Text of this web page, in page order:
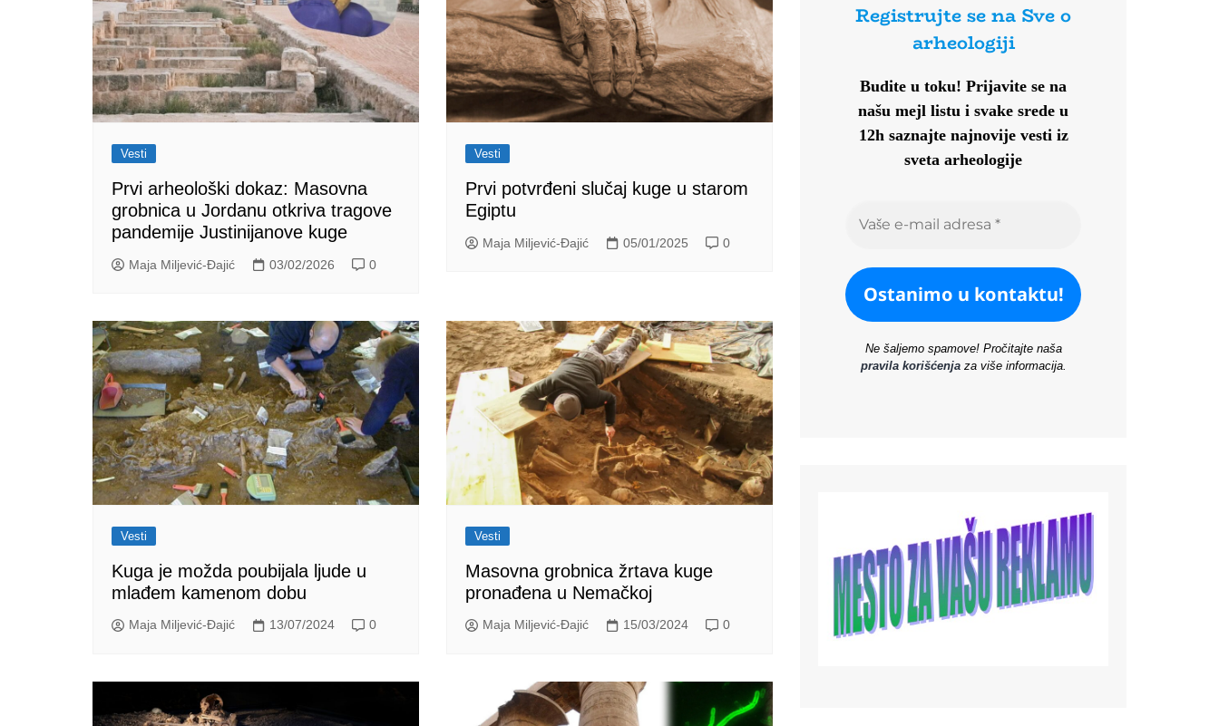
Vesti
Prvi arheološki dokaz: Masovna
grobnica u Jordanu otkriva tragove
pandemije Justinijanove kuge
Maja Miljević-Đajić 03/02/2026 0
Vesti
Prvi potvrđeni slučaj kuge u starom
Egiptu
Maja Miljević-Đajić 05/01/2025 0
Vesti
Kuga je možda poubijala ljude u
mlađem kamenom dobu
Maja Miljević-Đajić 13/07/2024 0
Vesti
Masovna grobnica žrtava kuge
pronađena u Nemačkoj
Maja Miljević-Đajić 15/03/2024 0
Registrujte se na Sve o
arheologiji
Budite u toku! Prijavite se na
našu mejl listu i svake srede u
12h saznajte najnovije vesti iz
sveta arheologije
Ne šaljemo spamove! Pročitajte naša
pravila korišćenjaza više informacija.